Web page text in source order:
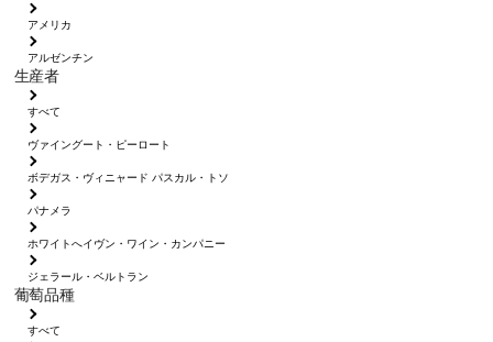
アメリカ
アルゼンチン
生産者
すべて
ヴァイングート・ピーロート
ボデガス・ヴィニャード パスカル・トソ
パナメラ
ホワイトへイヴン・ワイン・カンパニー
ジェラール・ベルトラン
葡萄品種
すべて